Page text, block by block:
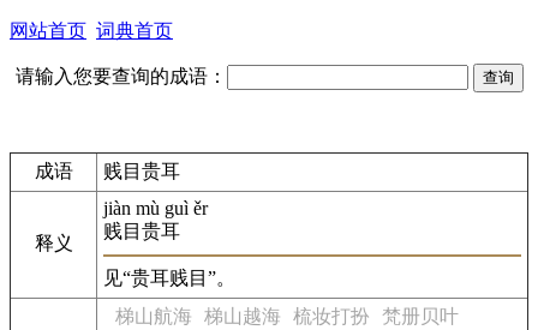
网站首页 词典首页
请输入您要查询的成语：
成语 贱目贵耳
释义
jiàn mù guì ěr
贱目贵耳
见“贵耳贱目”。
梯山航海 梯山越海 梳妆打扮
梵册贝叶